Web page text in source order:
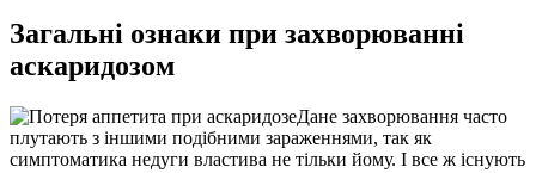
Загальні ознаки при захворюванні
аскаридозом
Дане захворювання часто
плутають з іншими подібними зараженнями, так як
симптоматика недуги властива не тільки йому. І все ж існують